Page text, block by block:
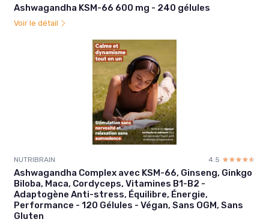
Ashwagandha KSM-66 600 mg - 240 gélules
Voir le détail
NUTRIBRAIN 4.5 ☆☆☆☆☆
★★★★★
Ashwagandha Complex avec KSM-66, Ginseng, Ginkgo
Biloba, Maca, Cordyceps, Vitamines B1-B2 -
Adaptogène Anti-stress, Équilibre, Énergie,
Performance - 120 Gélules - Végan, Sans OGM, Sans
Gluten